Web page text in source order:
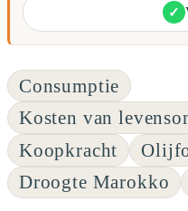
✓
Consumptie
Kosten van
Koopkracht
Droogte Marokko